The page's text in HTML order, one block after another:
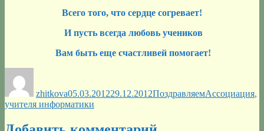
Всего того, что сердце согревает!
И пусть всегда любовь учеников
Вам быть еще счастливей помогает!
zhitkova05.03.201229.12.2012ПоздравляемАссоциация,
учителя информатики